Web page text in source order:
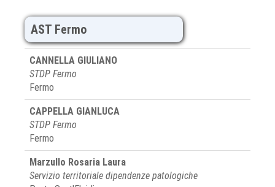
AST Fermo
CANNELLA GIULIANO
STDP Fermo
Fermo
CAPPELLA GIANLUCA
STDP Fermo
Fermo
Marzullo Rosaria Laura
Servizio territoriale dipendenze patologiche